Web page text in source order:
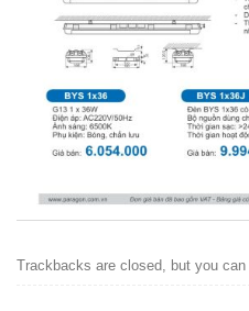
Trackbacks are closed, but you can